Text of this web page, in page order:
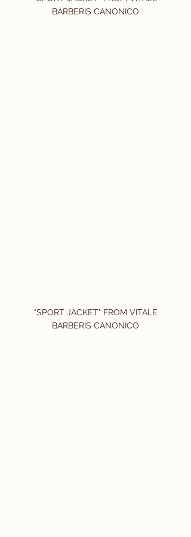
BARBERIS CANONICO
BARBERIS CANONICO